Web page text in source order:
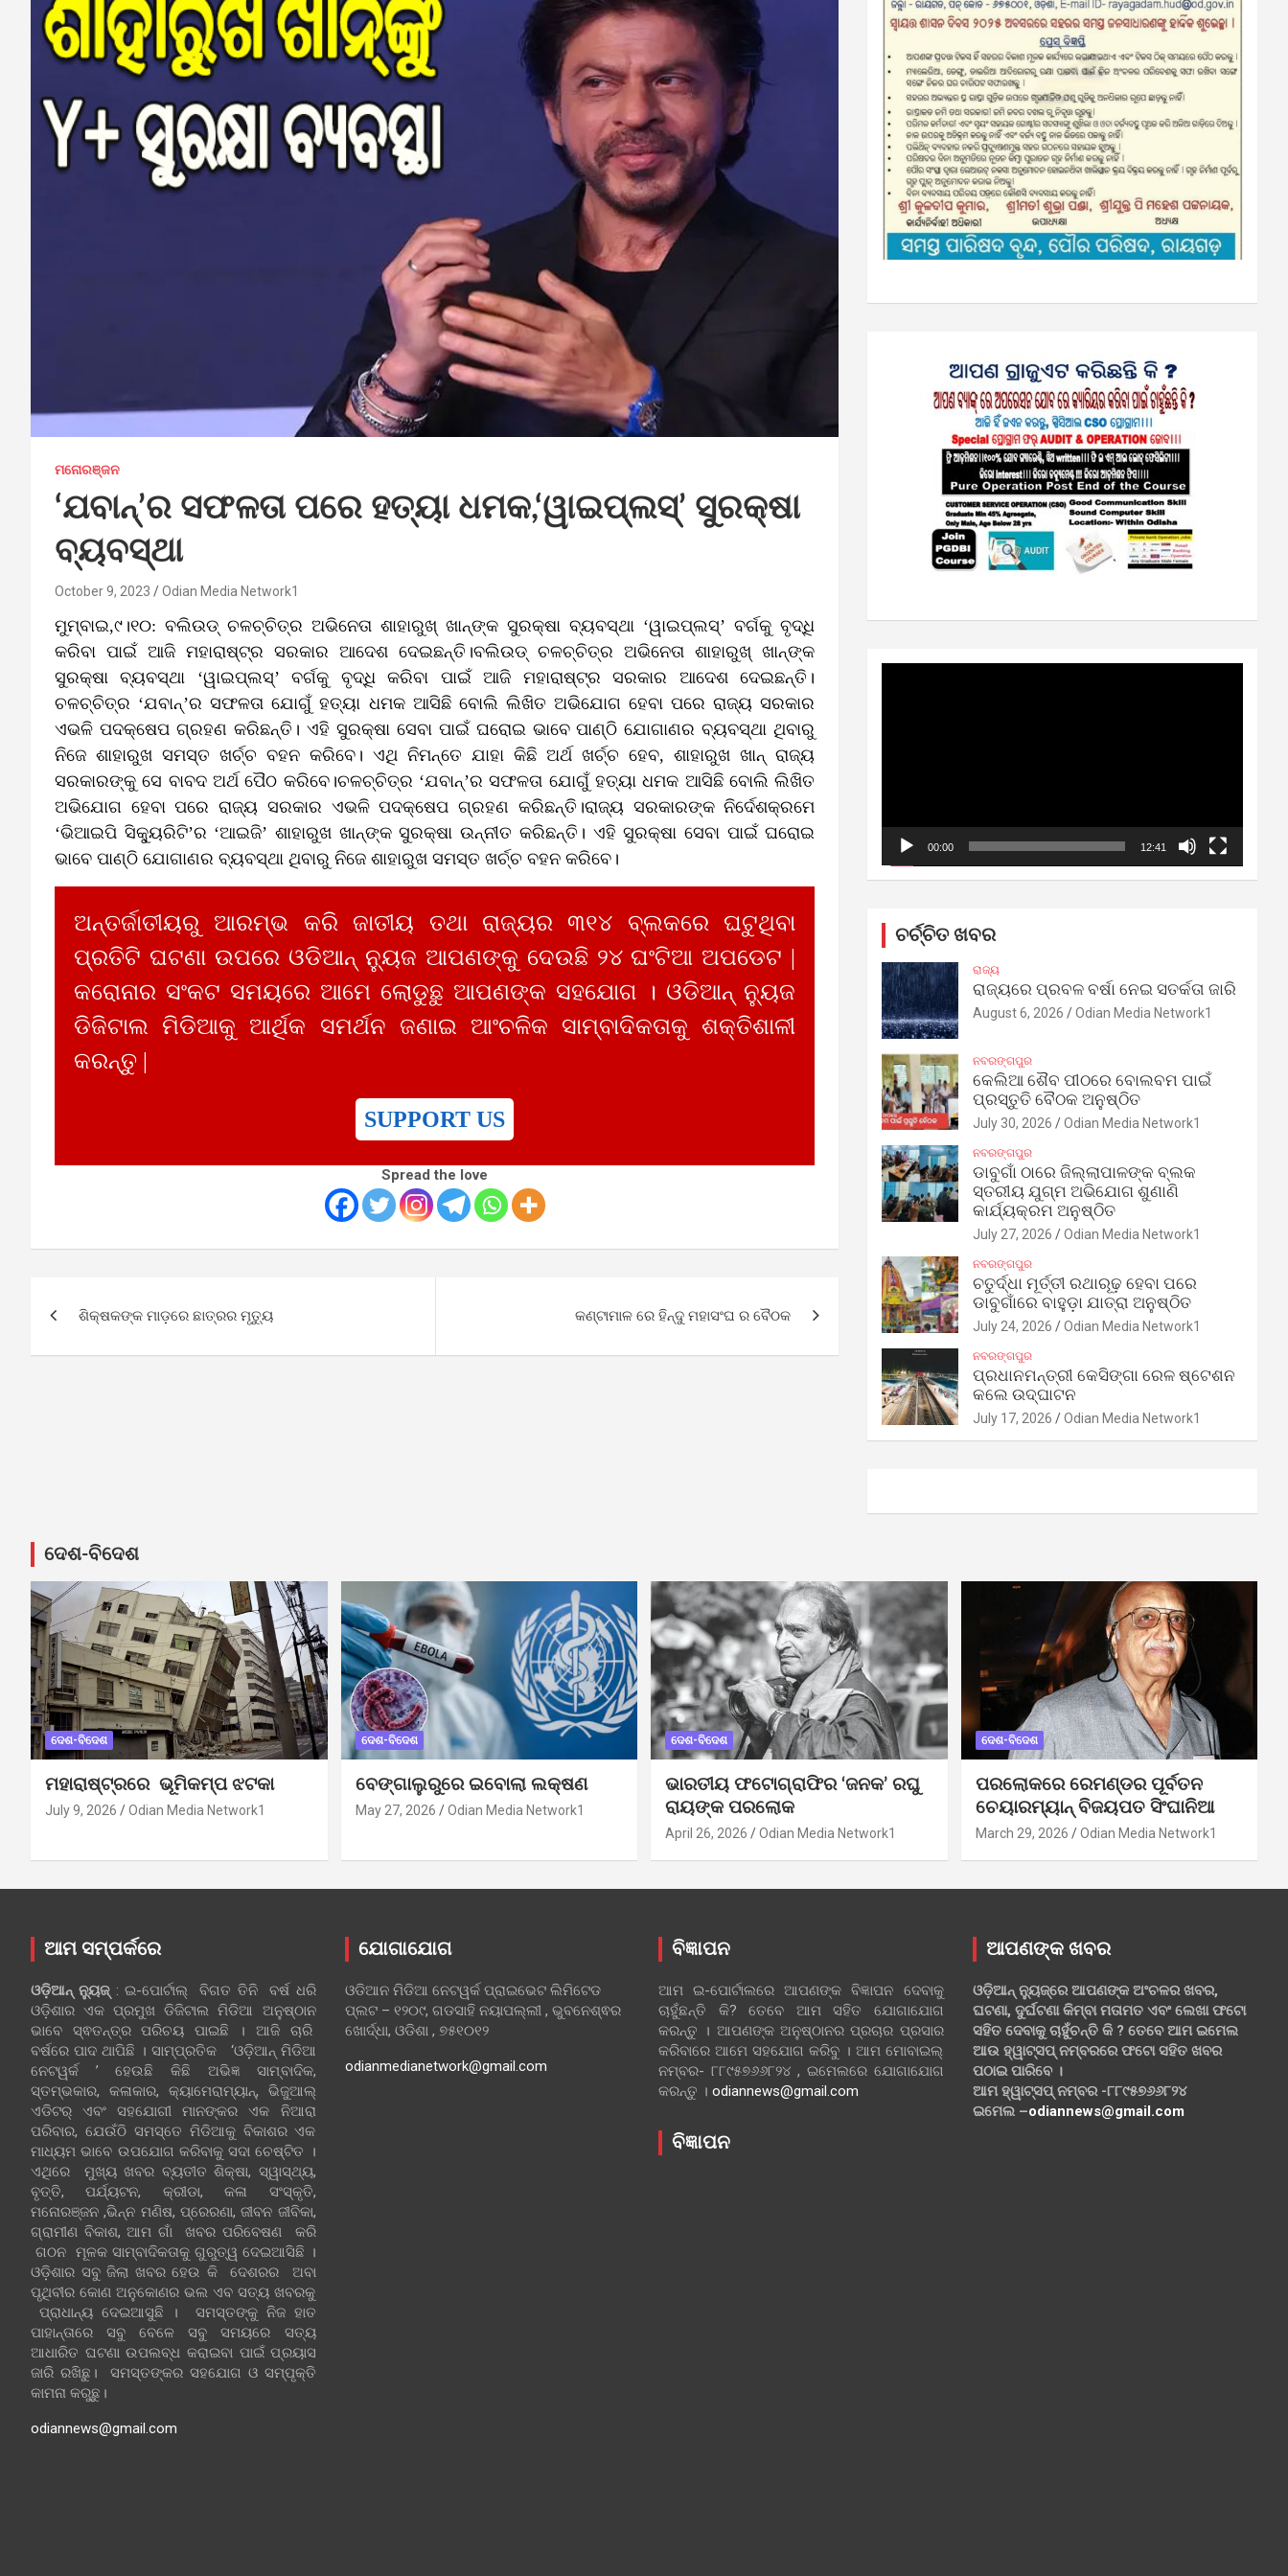
ମନୋରଞ୍ଜନ
‘ଯବାନ୍‌’ର ସଫଳତା ପରେ ହତ୍ୟା ଧମକ,‘ୱାଇପ୍ଲସ୍‌’ ସୁରକ୍ଷା
ବ୍ୟବସ୍ଥା
October 9, 2023 Odian Media Network1
ମୁମ୍ବାଇ,୯।୧୦: ବଲିଉଡ୍‌ ଚଳଚ୍ଚିତ୍ର ଅଭିନେତା ଶାହାରୁଖ୍‌ ଖାନ୍‌ଙ୍କ ସୁରକ୍ଷା ବ୍ୟବସ୍ଥା ‘ୱାଇପ୍ଲସ୍‌’ ବର୍ଗକୁ ବୃଦ୍ଧି
କରିବା ପାଇଁ ଆଜି ମହାରାଷ୍ଟ୍ର ସରକାର ଆଦେଶ ଦେଇଛନ୍ତି।ବଲିଉଡ୍‌ ଚଳଚ୍ଚିତ୍ର ଅଭିନେତା ଶାହାରୁଖ୍‌ ଖାନ୍‌ଙ୍କ
ସୁରକ୍ଷା ବ୍ୟବସ୍ଥା ‘ୱାଇପ୍ଲସ୍‌’ ବର୍ଗକୁ ବୃଦ୍ଧି କରିବା ପାଇଁ ଆଜି ମହାରାଷ୍ଟ୍ର ସରକାର ଆଦେଶ ଦେଇଛନ୍ତି।
ଚଳଚ୍ଚିତ୍ର ‘ଯବାନ୍‌’ର ସଫଳତା ଯୋଗୁଁ ହତ୍ୟା ଧମକ ଆସିଛି ବୋଲି ଲିଖିତ ଅଭିଯୋଗ ହେବା ପରେ ରାଜ୍ୟ ସରକାର
ଏଭଳି ପଦକ୍ଷେପ ଗ୍ରହଣ କରିଛନ୍ତି। ଏହି ସୁରକ୍ଷା ସେବା ପାଇଁ ଘରୋଇ ଭାବେ ପାଣ୍ଠି ଯୋଗାଣର ବ୍ୟବସ୍ଥା ଥିବାରୁ
ନିଜେ ଶାହାରୁଖ ସମସ୍ତ ଖର୍ଚ୍ଚ ବହନ କରିବେ। ଏଥି ନିମନ୍ତେ ଯାହା କିଛି ଅର୍ଥ ଖର୍ଚ୍ଚ ହେବ, ଶାହାରୁଖ ଖାନ୍‌ ରାଜ୍ୟ
ସରକାରଙ୍କୁ ସେ ବାବଦ ଅର୍ଥ ପୈଠ କରିବେ।ଚଳଚ୍ଚିତ୍ର ‘ଯବାନ୍‌’ର ସଫଳତା ଯୋଗୁଁ ହତ୍ୟା ଧମକ ଆସିଛି ବୋଲି ଲିଖିତ
ଅଭିଯୋଗ ହେବା ପରେ ରାଜ୍ୟ ସରକାର ଏଭଳି ପଦକ୍ଷେପ ଗ୍ରହଣ କରିଛନ୍ତି।ରାଜ୍ୟ ସରକାରଙ୍କ ନିର୍ଦେଶକ୍ରମେ
‘ଭିଆଇପି ସିକ୍ୟୁରିଟି’ର ‘ଆଇଜି’ ଶାହାରୁଖ ଖାନ୍‌ଙ୍କ ସୁରକ୍ଷା ଉନ୍ନୀତ କରିଛନ୍ତି। ଏହି ସୁରକ୍ଷା ସେବା ପାଇଁ ଘରୋଇ
ଭାବେ ପାଣ୍ଠି ଯୋଗାଣର ବ୍ୟବସ୍ଥା ଥିବାରୁ ନିଜେ ଶାହାରୁଖ ସମସ୍ତ ଖର୍ଚ୍ଚ ବହନ କରିବେ।
ଅନ୍ତର୍ଜାତୀୟରୁ ଆରମ୍ଭ କରି ଜାତୀୟ ତଥା ରାଜ୍ୟର ୩୧୪ ବ୍ଲକରେ ଘଟୁଥିବା
ପ୍ରତିଟି ଘଟଣା ଉପରେ ଓଡିଆନ୍ ନ୍ୟୁଜ ଆପଣଙ୍କୁ ଦେଉଛି ୨୪ ଘଂଟିଆ ଅପଡେଟ |
କରୋନାର ସଂକଟ ସମୟରେ ଆମେ ଲୋଡୁଛୁ ଆପଣଙ୍କ ସହଯୋଗ । ଓଡିଆନ୍ ନ୍ୟୁଜ
ଡିଜିଟାଲ ମିଡିଆକୁ ଆର୍ଥିକ ସମର୍ଥନ ଜଣାଇ ଆଂଚଳିକ ସାମ୍ବାଦିକତାକୁ ଶକ୍ତିଶାଳୀ
କରନ୍ତୁ |
SUPPORT US
Spread the love
navigation
ଶିକ୍ଷକଙ୍କ ମାଡ଼ରେ ଛାତ୍ରର ମୃତ୍ୟୁ କଣ୍ଟାମାଳ ରେ ହିନ୍ଦୁ ମହାସଂଘ ର ବୈଠକ
00:00 12:41
ଚର୍ଚ୍ଚିତ ଖବର
ରାଜ୍ୟ
ରାଜ୍ୟରେ ପ୍ରବଳ ବର୍ଷା ନେଇ ସତର୍କତା ଜାରି
August 6, 2026 Odian Media Network1
ନବରଙ୍ଗପୁର
କେଲିଆ ଶୈବ ପୀଠରେ ବୋଲବମ ପାଇଁ
ପ୍ରସ୍ତୁତି ବୈଠକ ଅନୁଷ୍ଠିତ
July 30, 2026 Odian Media Network1
ନବରଙ୍ଗପୁର
ଡାବୁଗାଁ ଠାରେ ଜିଲ୍ଲାପାଳଙ୍କ ବ୍ଲକ
ସ୍ତରୀୟ ଯୁଗ୍ମ ଅଭିଯୋଗ ଶୁଣାଣି
କାର୍ଯ୍ୟକ୍ରମ ଅନୁଷ୍ଠିତ
July 27, 2026 Odian Media Network1
ନବରଙ୍ଗପୁର
ଚତୁର୍ଦ୍ଧା ମୂର୍ତ୍ତୀ ରଥାରୂଢ଼ ହେବା ପରେ
ଡାବୁଗାଁରେ ବାହୁଡ଼ା ଯାତ୍ରା ଅନୁଷ୍ଠିତ
July 24, 2026 Odian Media Network1
ନବରଙ୍ଗପୁର
ପ୍ରଧାନମନ୍ତ୍ରୀ କେସିଙ୍ଗା ରେଳ ଷ୍ଟେଶନ
କଲେ ଉଦ୍‌ଘାଟନ
July 17, 2026 Odian Media Network1
ଦେଶ-ବିଦେଶ
ଦେଶ-ବିଦେଶ
ମହାରାଷ୍ଟ୍ରରେ ଭୂମିକମ୍ପ ଝଟକା
July 9, 2026 Odian Media Network1
ଦେଶ-ବିଦେଶ
ବେଙ୍ଗାଲୁରୁରେ ଇବୋଲା ଲକ୍ଷଣ
May 27, 2026 Odian Media Network1
ଦେଶ-ବିଦେଶ
ଭାରତୀୟ ଫଟୋଗ୍ରାଫିର ‘ଜନକ’ ରଘୁ
ରାୟଙ୍କ ପରଲୋକ
April 26, 2026 Odian Media Network1
ଦେଶ-ବିଦେଶ
ପରଲୋକରେ ରେମଣ୍ଡର ପୂର୍ବତନ
ଚେୟାରମ୍ୟାନ୍ ବିଜୟପତ ସିଂଘାନିଆ
March 29, 2026 Odian Media Network1
ଆମ ସମ୍ପର୍କରେ
ଓଡ଼ିଆନ୍‍ ନ୍ୟୁଜ୍‍: ଇ-ପୋର୍ଟାଲ୍ ବିଗତ ତିନି ବର୍ଷ ଧରି
ଓଡ଼ିଶାର ଏକ ପ୍ରମୁଖ ଡିଜିଟାଲ ମିଡିଆ ଅନୁଷ୍ଠାନ
ଭାବେ ସ୍ଵତନ୍ତ୍ର ପରିଚୟ ପାଇଛି । ଆଜି ଚାରି
ବର୍ଷରେ ପାଦ ଥାପିଛି । ସାମ୍ପ୍ରତିକ ‘ଓଡ଼ିଆନ୍‍ ମିଡିଆ
ନେଟୱର୍କ ’ ହେଉଛି କିଛି ଅଭିଜ୍ଞ ସାମ୍ବାଦିକ,
ସ୍ତମ୍ଭକାର, କଳାକାର, କ୍ୟାମେରାମ୍ୟାନ୍, ଭିଜୁଆଲ୍
ଏଡିଟର୍ ଏବଂ ସହଯୋଗୀ ମାନଙ୍କର ଏକ ନିଆରା
ପରିବାର, ଯେଉଁଠି ସମସ୍ତେ ମିଡିଆକୁ ବିକାଶର ଏକ
ମାଧ୍ୟମ ଭାବେ ଉପଯୋଗ କରିବାକୁ ସଦା ଚେଷ୍ଟିତ ।
ଏଥିରେ ମୁଖ୍ୟ ଖବର ବ୍ୟତୀତ ଶିକ୍ଷା, ସ୍ୱାସ୍ଥ୍ୟ,
ବୃତ୍ତି, ପର୍ଯ୍ୟଟନ, କ୍ରୀଡା, କଳା ସଂସ୍କୃତି,
ମନୋରଞ୍ଜନ ,ଭିନ୍ନ ମଣିଷ, ପ୍ରେରଣା, ଜୀବନ ଜୀବିକା,
ଗ୍ରାମୀଣ ବିକାଶ, ଆମ ଗାଁ ଖବର ପରିବେଷଣ କରି
ଗଠନ ମୂଳକ ସାମ୍ବାଦିକତାକୁ ଗୁରୁତ୍ୱ ଦେଇଆସିଛି ।
ଓଡ଼ିଶାର ସବୁ ଜିଲା ଖବର ହେଉ କି ଦେଶରର ଅବା
ପୃଥିବୀର କୋଣ ଅନୁକୋଣର ଭଲ ଏବ ସତ୍ୟ ଖବରକୁ
ପ୍ରାଧାନ୍ୟ ଦେଇଆସୁଛି । ସମସ୍ତଙ୍କୁ ନିଜ ହାତ
ପାହାନ୍ତାରେ ସବୁ ବେଳେ ସବୁ ସମୟରେ ସତ୍ୟ
ଆଧାରିତ ଘଟଣା ଉପଲବ୍ଧ କରାଇବା ପାଇଁ ପ୍ରୟାସ
ଜାରି ରଖିଛୁ। ସମସ୍ତଙ୍କର ସହଯୋଗ ଓ ସମ୍ପୃକ୍ତି
କାମନା କରୁଛୁ।
odiannews@gmail.com
ଯୋଗାଯୋଗ
ଓଡିଆନ ମିଡିଆ ନେଟୱର୍କ ପ୍ରାଇଭେଟ ଲିମିଟେଡ
ପ୍ଲଟ – ୧୨୦୯, ଗଡସାହି ନୟାପଲ୍ଲୀ , ଭୁବନେଶ୍ଵର
ଖୋର୍ଦ୍ଧା, ଓଡିଶା , ୭୫୧୦୧୨
odianmedianetwork@gmail.com
ବିଜ୍ଞାପନ
ଆମ ଇ-ପୋର୍ଟାଲରେ ଆପଣଙ୍କ ବିଜ୍ଞାପନ ଦେବାକୁ
ଚାହୁଁଛନ୍ତି କି? ତେବେ ଆମ ସହିତ ଯୋଗାଯୋଗ
କରନ୍ତୁ । ଆପଣଙ୍କ ଅନୁଷ୍ଠାନର ପ୍ରଚାର ପ୍ରସାର
କରିବାରେ ଆମେ ସହଯୋଗ କରିବୁ । ଆମ ମୋବାଇଲ୍
ନମ୍ବର- ୮୮୯୫୭୬୬୮୨୪ , ଇମେଲରେ ଯୋଗାଯୋଗ
କରନ୍ତୁ । odiannews@gmail.com
ବିଜ୍ଞାପନ
ଆପଣଙ୍କ ଖବର
ଓଡ଼ିଆନ୍ ନ୍ୟୁଜ୍‌ରେ ଆପଣଙ୍କ ଅଂଚଳର ଖବର,
ଘଟଣା, ଦୁର୍ଘଟଣା କିମ୍ବା ମତାମତ ଏବଂ ଲେଖା ଫଟୋ
ସହିତ ଦେବାକୁ ଚାହୁଁଚନ୍ତି କି ? ତେବେ ଆମ ଇମେଲ
ଆଉ ହ୍ୱାଟ୍‌ସପ୍ ନମ୍ବରରେ ଫଟୋ ସହିତ ଖବର
ପଠାଇ ପାରିବେ ।
ଆମ ହ୍ୱାଟ୍‌ସପ୍ ନମ୍ବର -୮୮୯୫୭୬୬୮୨୪
ଇମେଲ –odiannews@gmail.com